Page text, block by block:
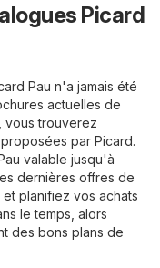
Picard
Pau n'a jamais été
actuelles de
vous trouverez
par Picard.
valable jusqu'à
dernières offres de
planifiez vos achats
le temps, alors
des bons plans de